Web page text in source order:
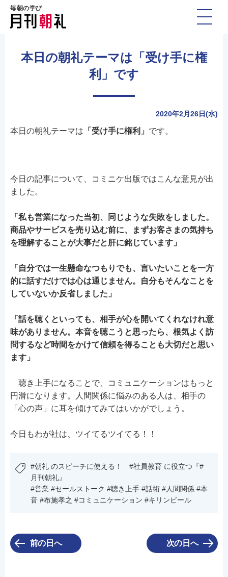
毎朝の学び
本日の朝礼テーマは「受け手に権
利」です
2020年2月26日(水)
本日の朝礼テーマは 「受け手に権利」 です。
今日の記事について、コミニケ出版ではこんな意見が出
ました。
「私も営業になった当初、同じような失敗をしました。
商品やサービスを売り込む前に、まずお客さまの気持ち
を理解することが大事だと肝に銘じています」
「自分では一生懸命なつもりでも、言いたいことを一方
的に話すだけでは心は通じません。自分もそんなことを
していないか反省しました」
「話を聴くといっても、相手が心を開いてくれなけれ意
味がありません。本音を聴こうと思ったら、根気よく訪
問するなど時間をかけて信頼を得ることも大切だと思い
ます」
聴き上手になることで、コミュニケーションはもっと
円滑になります。人間関係に悩みのある人は、相手の
「心の声」に耳を傾けてみてはいかがでしょう。
今日もわが社は、ツイてるツイてる！！
#朝礼 のスピーチに使える！ #社員教育 に役立つ『#
月刊朝礼』
#営業 #セールストーク #聴き上手 #話術 #人間関係 #本
音 #布施孝之 #コミュニケーション #キリンビール
前の日へ 次の日へ